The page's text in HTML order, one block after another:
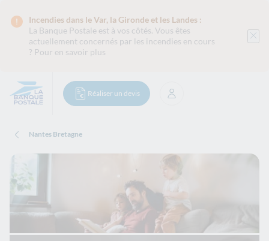
Incendies dans le Var, la Gironde et les Landes :
La Banque Postale est à vos côtés. Vous êtes
actuellement concernés par les incendies en cours
? Pour en savoir plus
Réaliser un devis Se connecter
Nantes Bretagne